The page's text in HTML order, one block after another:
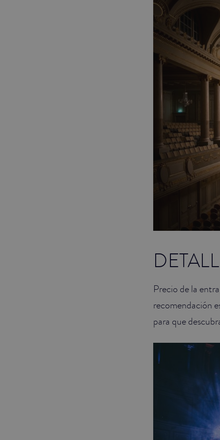
Precio de la
recomendación
para que